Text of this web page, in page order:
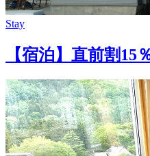
Stay
【宿泊】直前割15